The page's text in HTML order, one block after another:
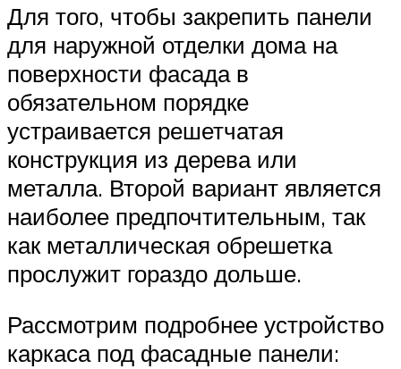
Для того, чтобы закрепить панели
для наружной отделки дома на
поверхности фасада в
обязательном порядке
устраивается решетчатая
конструкция из дерева или
металла. Второй вариант является
наиболее предпочтительным, так
как металлическая обрешетка
прослужит гораздо дольше.
Рассмотрим подробнее устройство
каркаса под фасадные панели: